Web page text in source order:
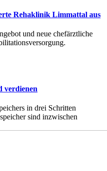
Rehaklinik Limmattal aus
und neue chefärztliche
verdienen
in drei Schritten
sind inzwischen